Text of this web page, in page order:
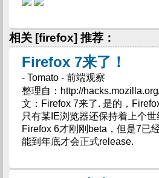
相关 [firefox] 推荐：
Firefox 7来了！
- Tomato - 前端观察
整理自：http://
文：Firefox 7来了. 是的，
只有某IE浏览器还保持着上个
Firefox 6才刚刚beta，但是7已
能到年底才会正式release.